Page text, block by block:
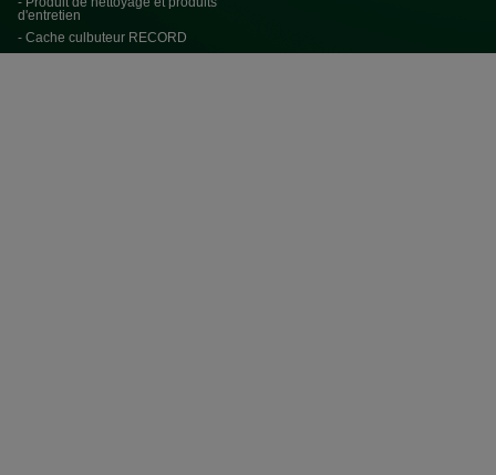
d'entretien
- Cache culbuteur RECORD